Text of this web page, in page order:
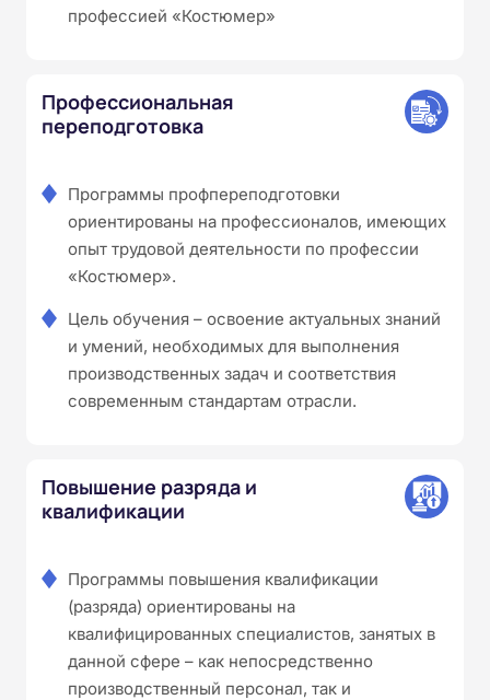
профессией «Костюмер»
Профессиональная
переподготовка
Программы профпереподготовки
ориентированы на профессионалов, имеющих
опыт трудовой деятельности по профессии
«Костюмер».
Цель обучения – освоение актуальных знаний
и умений, необходимых для выполнения
производственных задач и соответствия
современным стандартам отрасли.
Повышение разряда и
квалификации
Программы повышения квалификации
(разряда) ориентированы на
квалифицированных специалистов, занятых в
данной сфере – как непосредственно
производственный персонал, так и